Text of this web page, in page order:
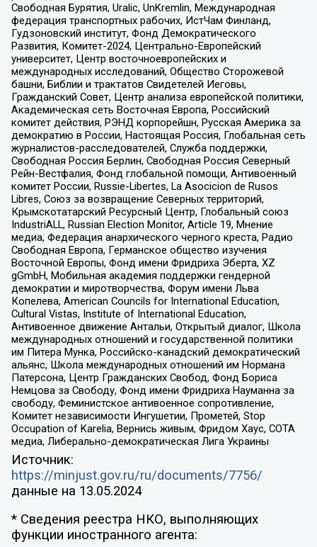
Свободная Бурятия, Uralic, UnKremlin, Международная
федерация транспортных рабочих, ИстЧам Финланд,
Гудзоновский институт, Фонд Демократического
Развития, Комитет-2024, Центрально-Европейский
университет, Центр восточноевропейских и
международных исследований, Общество Сторожевой
башни, Библии и трактатов Свидетелей Иеговы,
Гражданский Совет, Центр анализа европейской политики,
Академическая сеть Восточная Европа, Российский
комитет действия, РЭНД корпорейшн, Русская Америка за
демократию в России, Настоящая Россия, Глобальная сеть
журналистов-расследователей, Служба поддержки,
Свободная Россия Берлин, Свободная Россия Северный
Рейн-Вестфалия, Фонд глобальной помощи, Антивоенный
комитет России, Russie-Libertes, La Asocicion de Rusos
Libres, Союз за возвращение Северных территорий,
Крымскотатарский Ресурсный Центр, Глобальный союз
IndustriALL, Russian Election Monitor, Article 19, Мнение
медиа, Федерация анархического черного креста, Радио
Свободная Европа, Германское общество изучения
Восточной Европы, Фонд имени Фридриха Эберта, XZ
gGmbH, Мобильная академия поддержки гендерной
демократии и миротворчества, Форум имени Льва
Копелева, American Councils for International Education,
Cultural Vistas, Institute of International Education,
Антивоенное движение Антальи, Открытый диалог, Школа
международных отношений и государственной политики
им Питера Мунка, Российско-канадский демократический
альянс, Школа международных отношений им Нормана
Патерсона, Центр Гражданских Свобод, Фонд Бориса
Немцова за Свободу, Фонд имени Фридриха Науманна за
свободу, Феминистское антивоенное сопротивление,
Комитет независимости Ингушетии, Прометей, Stop
Occupation of Karelia, Вернись живым, Фридом Хаус, СОТА
медиа, Либерально-демократическая Лига Украины
Источник:
https://minjust.gov.ru/ru/documents/7756/
данные на 13.05.2024
* Сведения реестра НКО, выполняющих
функции иностранного агента: